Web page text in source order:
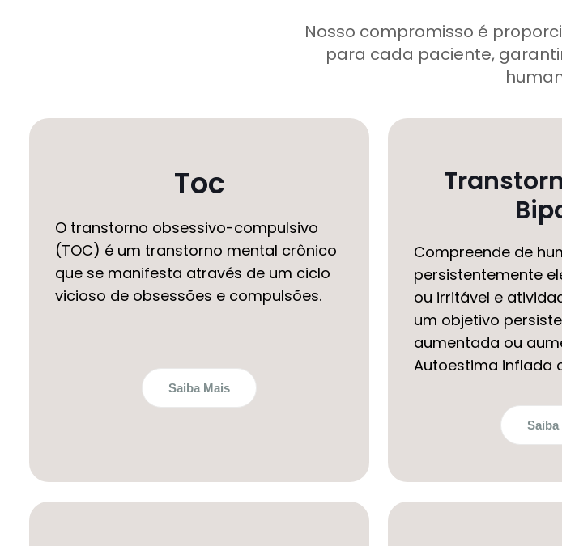
Nosso compromisso é
para cada paciente,
Toc
O transtorno obsessivo-compulsivo
(TOC) é um transtorno mental crônico
que se manifesta através de um ciclo
vicioso de obsessões e compulsões.
Saiba Mais
Compreende de
persistentemente
ou irritável e
um objetivo
aumentada ou
Autoestima inflada
Saiba